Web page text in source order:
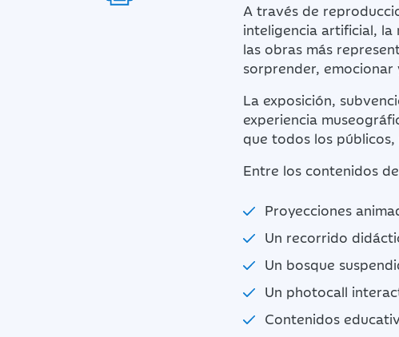
A través de
inteligencia artificial, la
las obras más
sorprender, emocionar
La exposición,
experiencia
que todos los
Entre los contenidos
Proyecciones
Un recorrido
Un bosque
Un photocall
Contenidos